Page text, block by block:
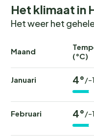
Het klimaat in
Het weer het
Maand
(°C)
Januari 4°/-
Februari 4°/-